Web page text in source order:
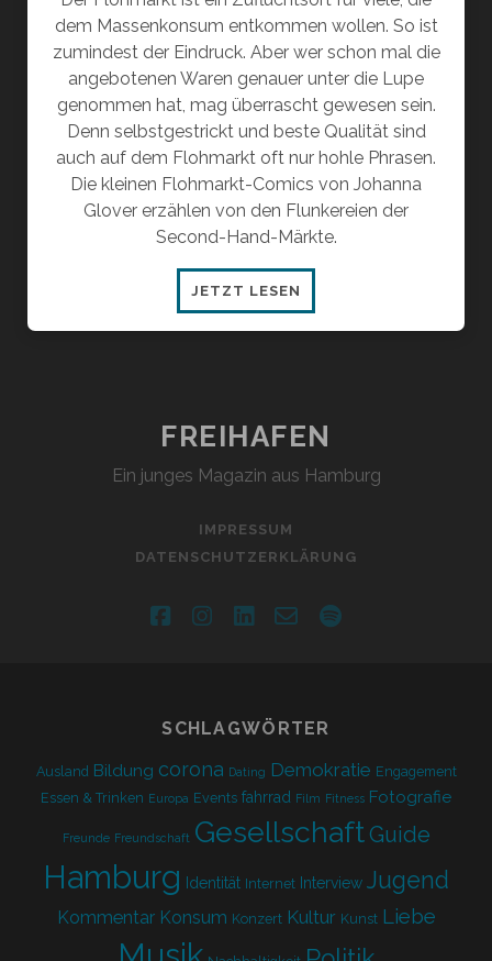
dem Massenkonsum entkommen wollen. So ist
zumindest der Eindruck. Aber wer schon mal die
angebotenen Waren genauer unter die Lupe
genommen hat, mag überrascht gewesen sein.
Denn selbstgestrickt und beste Qualität sind
auch auf dem Flohmarkt oft nur hohle Phrasen.
Die kleinen Flohmarkt-Comics von Johanna
Glover erzählen von den Flunkereien der
Second-Hand-Märkte.
JETZT LESEN
FLUNKEREIEN
FREIHAFEN
Ein junges Magazin aus Hamburg
IMPRESSUM
DATENSCHUTZERKLÄRUNG
facebookinstagram
linkedin
email-spotify
SCHLAGWÖRTER
Ausland Bildung corona Dating Demokratie Engagement
Essen & Trinken Europa Events fahrrad Film Fitness Fotografie
Freunde Freundschaft GesellschaftGuide
Hamburg Identität Internet Interview Jugend
Kommentar Konsum Konzert Kultur Kunst Liebe